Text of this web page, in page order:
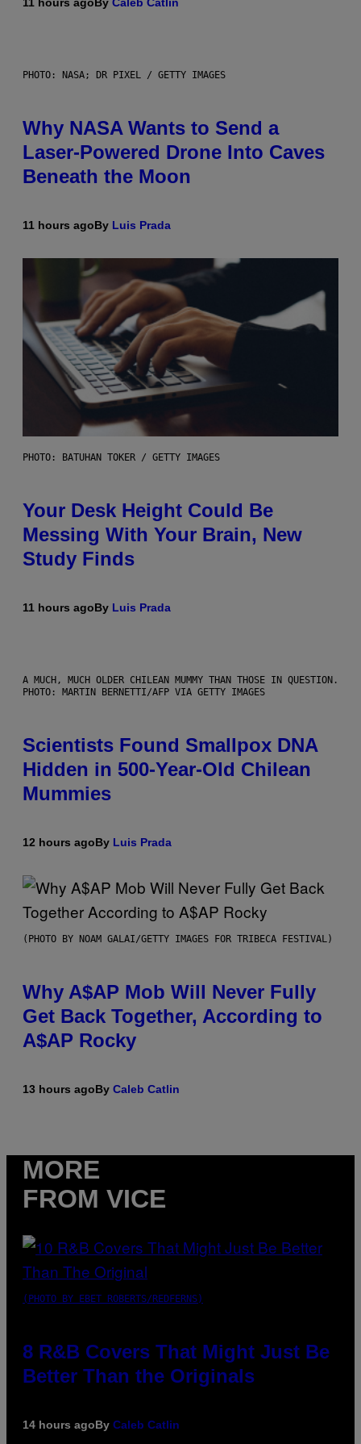
PHOTO: NASA; DR PIXEL / GETTY IMAGES
Why NASA Wants to Send a
Laser-Powered Drone Into Caves
Beneath the Moon
11 hours agoBy Luis Prada
PHOTO: BATUHAN TOKER / GETTY IMAGES
Your Desk Height Could Be
Messing With Your Brain, New
Study Finds
11 hours agoBy Luis Prada
A MUCH, MUCH OLDER CHILEAN MUMMY THAN THOSE IN QUESTION.
PHOTO: MARTIN BERNETTI/AFP VIA GETTY IMAGES
Scientists Found Smallpox DNA
Hidden in 500-Year-Old Chilean
Mummies
12 hours agoBy Luis Prada
(PHOTO BY NOAM GALAI/GETTY IMAGES FOR TRIBECA FESTIVAL)
Why A$AP Mob Will Never Fully
Get Back Together, According to
A$AP Rocky
13 hours agoBy Caleb Catlin
MORE
FROM VICE
(PHOTO BY EBET ROBERTS/REDFERNS)
8 R&B Covers That Might Just Be
Better Than the Originals
14 hours agoBy Caleb Catlin